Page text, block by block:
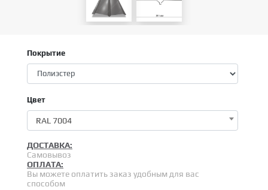
Покрытие
Цвет
RAL 7004
ДОСТАВКА:
Самовывоз
ОПЛАТА:
Вы можете оплатить заказ удобным для вас
способом